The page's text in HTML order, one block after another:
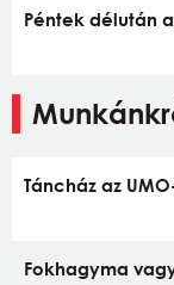
Péntek délután
Táncház az
Fokhagyma